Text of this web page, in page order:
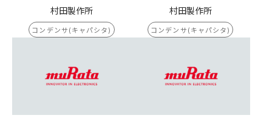
村田製作所
コンデンサ(キャパシタ)
村田製作所
コンデンサ(キャパシタ)